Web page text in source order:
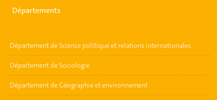
Départements
Département de Science politique et relations internationales
Département de Sociologie
Département de Géographie et environnement